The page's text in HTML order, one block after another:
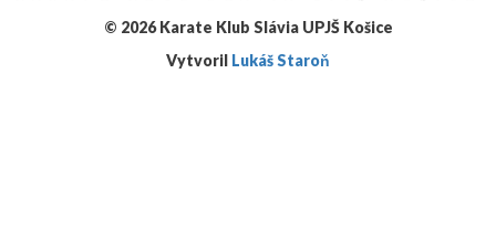
© 2026 Karate Klub Slávia UPJŠ Košice
Vytvoril Lukáš Staroň